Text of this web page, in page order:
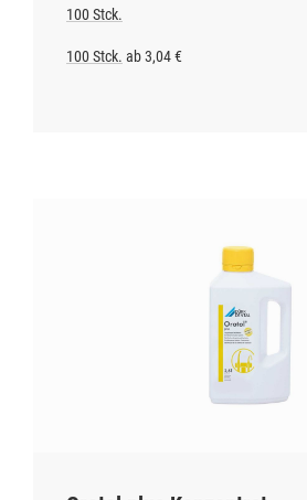
100 Stck.
100 Stck. ab 3,04 €